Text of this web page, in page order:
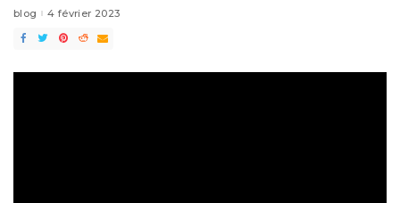
blog 4 février 2023